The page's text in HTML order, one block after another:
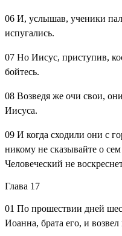
06 И, услышав, ученики
испугались.
07 Но Иисус, приступив,
бойтесь.
08 Возведя же очи свои,
Иисуса.
09 И когда сходили они с
никому не сказывайте о
Человеческий не
Глава 17
01 По прошествии дней
Иоанна, брата его, и